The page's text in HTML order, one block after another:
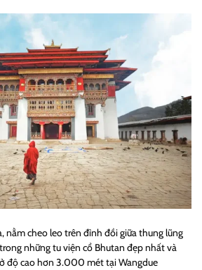
nằm cheo leo trên đỉnh đồi giữa thung lũng
những tu viện cổ Bhutan đẹp nhất và
độ cao hơn 3.000 mét tại Wangdue